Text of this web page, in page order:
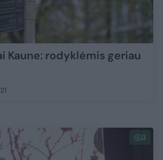
Kaune: rodyklėmis geriau
3